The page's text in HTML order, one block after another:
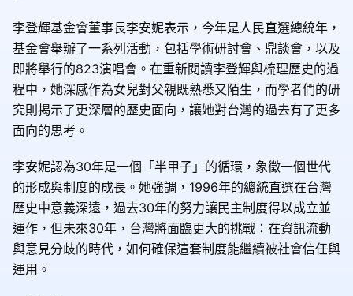
李登輝基金會董事長李安妮表示，今年是人民直選總統年，
基金會舉辦了一系列活動，包括學術研討會、鼎談會，以及
即將舉行的823演唱會。在重新閱讀李登輝與梳理歷史的過
程中，她深感作為女兒對父親既熟悉又陌生，而學者們的研
究則揭示了更深層的歷史面向，讓她對台灣的過去有了更多
面向的思考。
李安妮認為30年是一個「半甲子」的循環，象徵一個世代
的形成與制度的成長。她強調，1996年的總統直選在台灣
歷史中意義深遠，過去30年的努力讓民主制度得以成立並
運作，但未來30年，台灣將面臨更大的挑戰：在資訊流動
與意見分歧的時代，如何確保這套制度能繼續被社會信任與
運用。